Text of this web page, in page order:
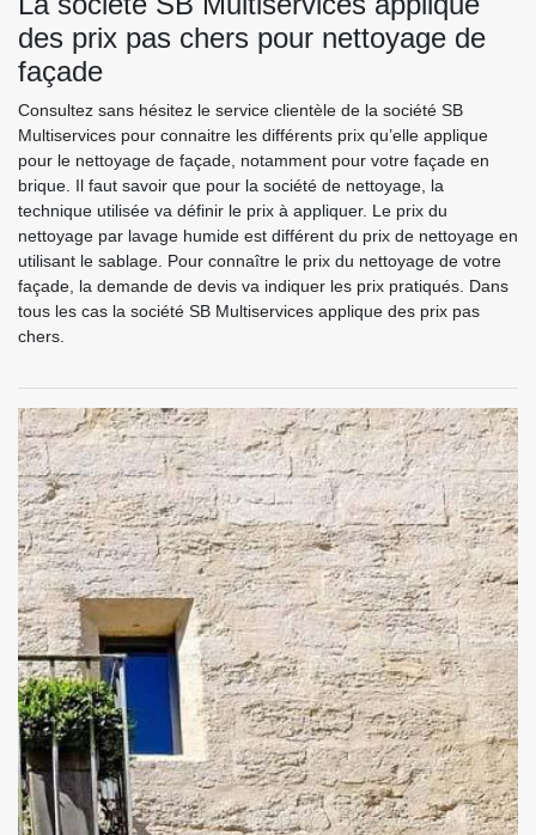
des prix pas chers pour nettoyage de
façade
Consultez sans hésitez le service clientèle de la société SB
Multiservices pour connaitre les différents prix qu’elle applique
pour le nettoyage de façade, notamment pour votre façade en
brique. Il faut savoir que pour la société de nettoyage, la
technique utilisée va définir le prix à appliquer. Le prix du
nettoyage par lavage humide est différent du prix de nettoyage en
utilisant le sablage. Pour connaître le prix du nettoyage de votre
façade, la demande de devis va indiquer les prix pratiqués. Dans
tous les cas la société SB Multiservices applique des prix pas
chers.